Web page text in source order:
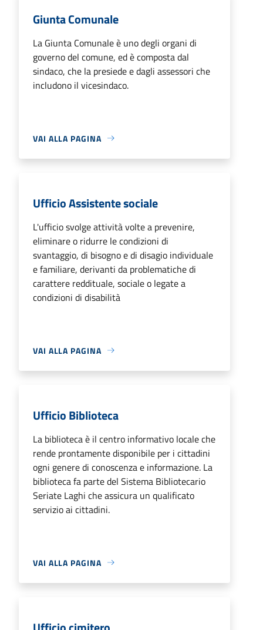
Giunta Comunale
La Giunta Comunale è uno degli organi di
governo del comune, ed è composta dal
sindaco, che la presiede e dagli assessori che
includono il vicesindaco.
VAI ALLA PAGINA
Ufficio Assistente sociale
L'ufficio svolge attività volte a prevenire,
eliminare o ridurre le condizioni di
svantaggio, di bisogno e di disagio individuale
e familiare, derivanti da problematiche di
carattere reddituale, sociale o legate a
condizioni di disabilità
VAI ALLA PAGINA
Ufficio Biblioteca
La biblioteca è il centro informativo locale che
rende prontamente disponibile per i cittadini
ogni genere di conoscenza e informazione. La
biblioteca fa parte del Sistema Bibliotecario
Seriate Laghi che assicura un qualificato
servizio ai cittadini.
VAI ALLA PAGINA